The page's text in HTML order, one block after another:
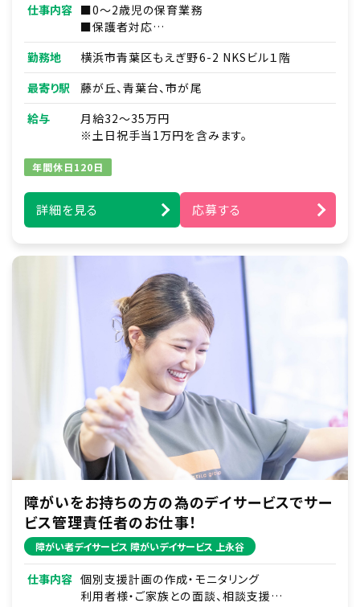
仕事内容 ■0～2歳児の保育業務
■保護者対応
■連絡帳・記録業務
※ICTシステムを使用
■各種研修参加
■見学対応
■調理補助
■ほか付随する業務
勤務地
横浜市青葉区もえぎ野6-2 NKSビル１階
最寄り駅
藤が丘、青葉台、市が尾
給与
月給32～35万円
※土日祝手当1万円を含みます。
年間休日120日
詳細を見る 応募する
障がいをお持ちの方の為のデイサービスでサー
ビス管理責任者のお仕事！
障がい者デイサービス 障がいデイサービス 上永谷
仕事内容 個別支援計画の作成・モニタリング
利用者様・ご家族との面談、相談支援